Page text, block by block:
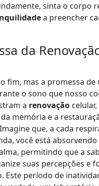
sinta o corpo
a preencher
da
fim, mas a promessa de
o sono que nosso
a renovação celular,
memória e a
que, a cada
você está absorvendo
permitindo que a
suas percepções e
Este período de